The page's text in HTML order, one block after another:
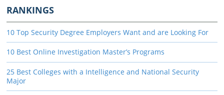
RANKINGS
10 Top Security Degree Employers Want and are Looking For
10 Best Online Investigation Master’s Programs
25 Best Colleges with a Intelligence and National Security
Major